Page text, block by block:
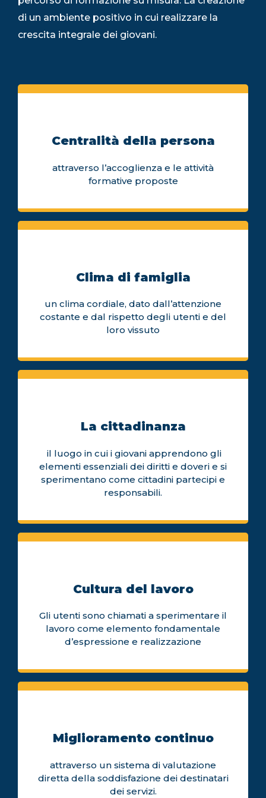
di un ambiente positivo in cui realizzare la
crescita integrale dei giovani.
Centralità della persona
attraverso l’accoglienza e le attività
formative proposte
Clima di famiglia
un clima cordiale, dato dall’attenzione
costante e dal rispetto degli utenti e del
loro vissuto
La cittadinanza
il luogo in cui i giovani apprendono gli
elementi essenziali dei diritti e doveri e si
sperimentano come cittadini partecipi e
responsabili.
Cultura del lavoro
Gli utenti sono chiamati a sperimentare il
lavoro come elemento fondamentale
d’espressione e realizzazione
Miglioramento continuo
attraverso un sistema di valutazione
diretta della soddisfazione dei destinatari
dei servizi.